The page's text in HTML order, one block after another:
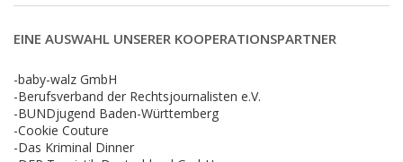
EINE AUSWAHL UNSERER KOOPERATIONSPARTNER
-baby-walz GmbH
-Berufsverband der Rechtsjournalisten e.V.
-BUNDjugend Baden-Württemberg
-Cookie Couture
-Das Kriminal Dinner